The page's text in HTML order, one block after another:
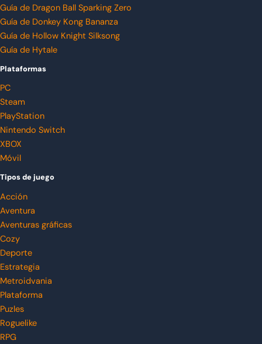
Guía de Dragon Ball Sparking Zero
Guía de Donkey Kong Bananza
Guía de Hollow Knight Silksong
Guía de Hytale
Plataformas
PC
Steam
PlayStation
Nintendo Switch
XBOX
Móvil
Tipos de juego
Acción
Aventura
Aventuras gráficas
Cozy
Deporte
Estrategia
Metroidvania
Plataforma
Puzles
Roguelike
RPG